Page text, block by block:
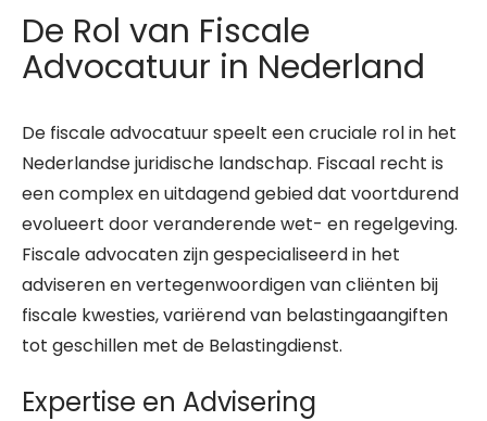
De Rol van Fiscale
Advocatuur in Nederland
De fiscale advocatuur speelt een cruciale rol in het
Nederlandse juridische landschap. Fiscaal recht is
een complex en uitdagend gebied dat voortdurend
evolueert door veranderende wet- en regelgeving.
Fiscale advocaten zijn gespecialiseerd in het
adviseren en vertegenwoordigen van cliënten bij
fiscale kwesties, variërend van belastingaangiften
tot geschillen met de Belastingdienst.
Expertise en Advisering